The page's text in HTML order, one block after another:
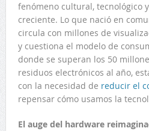
fenómeno cultural, tecnológico
creciente. Lo que nació en
circula con millones de
y cuestiona el modelo de
donde se superan los 50
residuos electrónicos al año,
con la necesidad de reducir el
repensar cómo usamos la
El auge del hardware